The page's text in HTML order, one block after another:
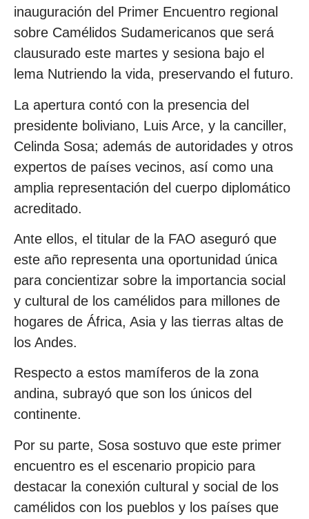
inauguración del Primer Encuentro regional
sobre Camélidos Sudamericanos que será
clausurado este martes y sesiona bajo el
lema Nutriendo la vida, preservando el futuro.
La apertura contó con la presencia del
presidente boliviano, Luis Arce, y la canciller,
Celinda Sosa; además de autoridades y otros
expertos de países vecinos, así como una
amplia representación del cuerpo diplomático
acreditado.
Ante ellos, el titular de la FAO aseguró que
este año representa una oportunidad única
para concientizar sobre la importancia social
y cultural de los camélidos para millones de
hogares de África, Asia y las tierras altas de
los Andes.
Respecto a estos mamíferos de la zona
andina, subrayó que son los únicos del
continente.
Por su parte, Sosa sostuvo que este primer
encuentro es el escenario propicio para
destacar la conexión cultural y social de los
camélidos con los pueblos y los países que